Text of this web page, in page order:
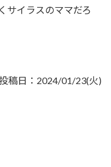
サイラスのママだろ
稿日：2024/01/23(火)